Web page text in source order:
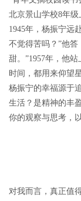
北京景山学校8年
1945年，杨振宁远
不觉得苦吗？”他
甜。”1957年，他
时间，都用来仰望
杨振宁的幸福源于
生活？是精神的丰
你的观察与思考，
对我而言，真正值